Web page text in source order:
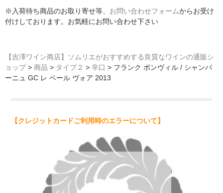
※入荷待ち商品のお取り寄せ等、 お問い合わせフォームからお受け
付けしております。お気軽にお問い合わせ下さい
【吉澤ワイン商店】ソムリエがおすすめする良質なワインの通販シ
ョップ> 商品 > タイプ２ > 辛口 > フランク ボンヴィル / シャンパ
ーニュ GC レ ベール ヴォア 2013
【クレジットカードご利用時のエラーについて】